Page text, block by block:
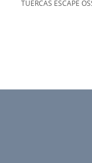
TUERCAS ESCAPE